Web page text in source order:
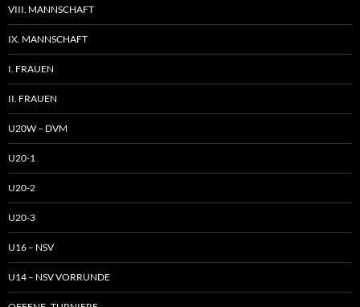
VIII. MANNSCHAFT
IX. MANNSCHAFT
I. FRAUEN
II. FRAUEN
U20W – DVM
U20-1
U20-2
U20-3
U16 – NSV
U14 – NSV VORRUNDE